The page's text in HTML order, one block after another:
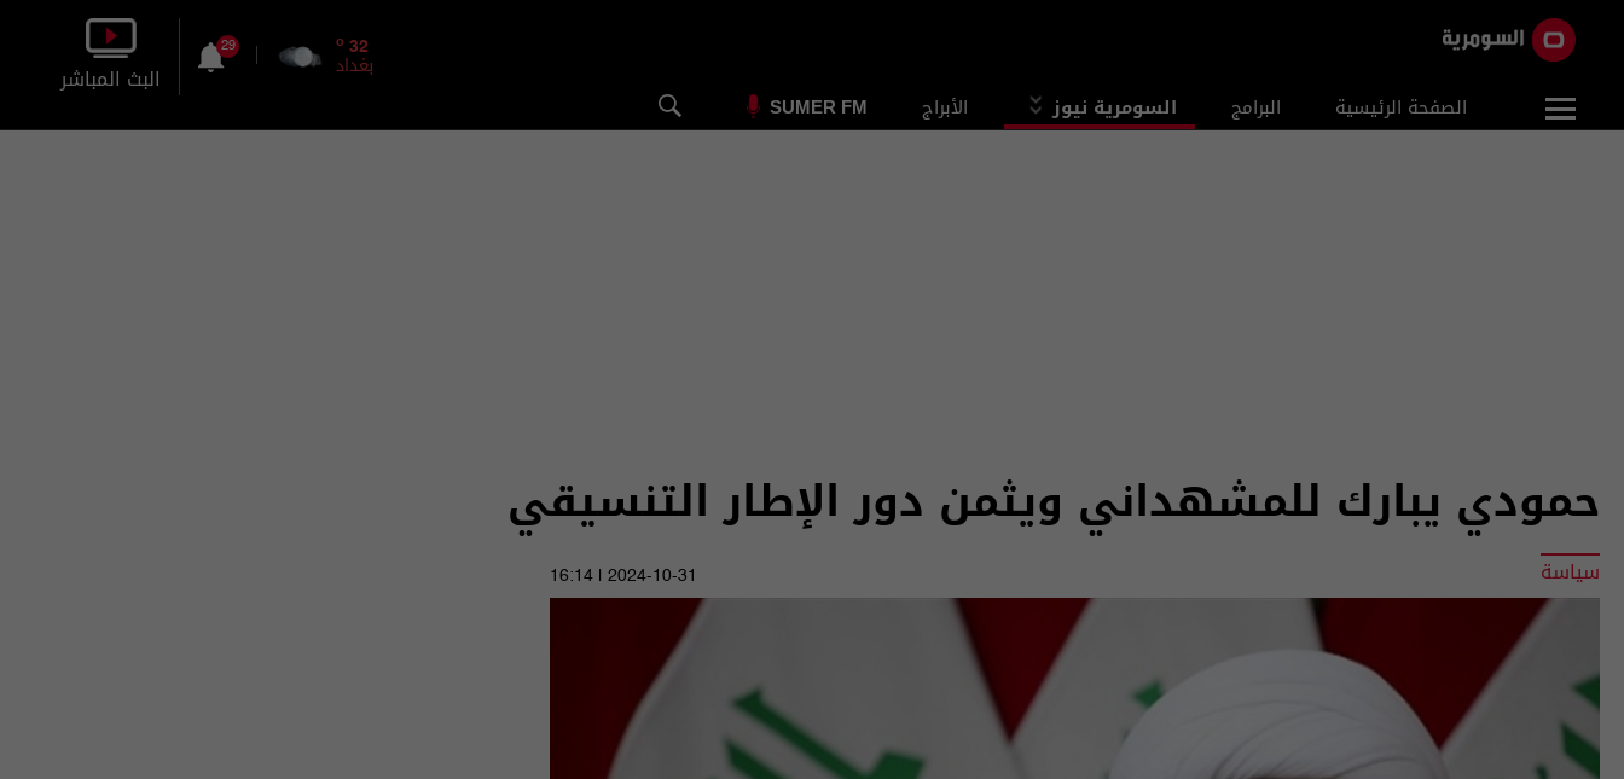
الصفحة الرئيسية البرامج السومرية نيوز الأبراج SUMER FM
32
o
بغداد
29
البث المباشر
حمودي يبارك للمشهداني ويثمن دور الإطار التنسيقي
سياسة 2024-10-31 | 16:14